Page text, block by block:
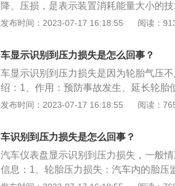
降、压损，是表示装置消耗能量大小的
压差表示，实质上反映了流体经过除尘
除尘装置的压力损失为1-2%。对于除尘
需要找一个平衡点，使除尘装置效果最
PMS”，是
速或安装在轮胎中的电子传感器，对轮
行驶提供有效的安全保障。
发布时间：2023-07-17 16:18:55 阅读：
车显示识别到压力损失是怎么回事？
车显示识别到压力损失是因为轮胎气压
绍：1、作用：预防事故发生、延长轮
压监测系统故障的处理方法：观察轮胎
原因的扩展资料：1、原因一：轮胎是否
2、原因二：传感器是否复位。3、原因
断仪器。
发布时间：2023-07-17 16:18:55 阅读：
车识别到压力损失是怎么回事？
汽车仪表盘显示识别到压力损失，一般
信息：1、轮胎压力损失：汽车内的胎压
状态，部分车型没有胎压监测功能，不